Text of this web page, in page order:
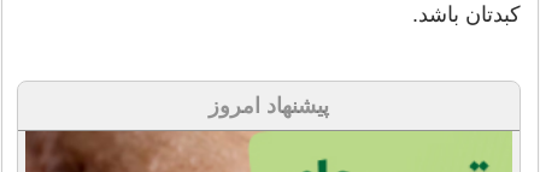
کبدتان باشد.
پیشنهاد امروز